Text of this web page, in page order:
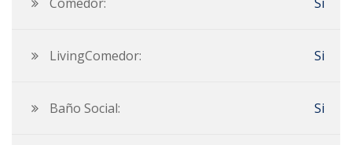
LivingComedor: Si
Baño Social: Si